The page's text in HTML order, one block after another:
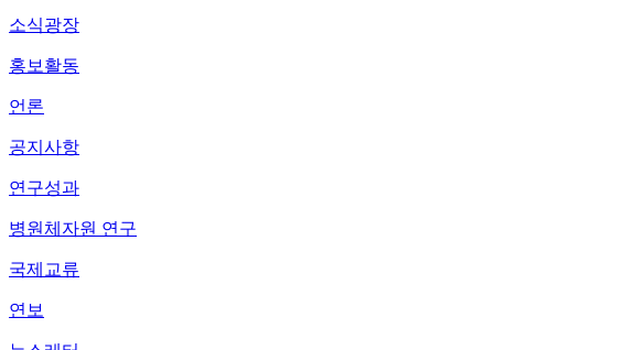
소식광장
홍보활동
언론
공지사항
연구성과
병원체자원 연구
국제교류
연보